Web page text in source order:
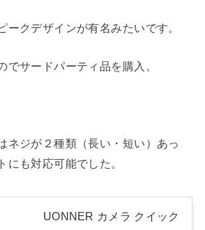
ークデザインが有名みたいです。
でサードパーティ品を購入。
ネジが２種類（長い・短い）あっ
にも対応可能でした。
UONNER カメラ クイック